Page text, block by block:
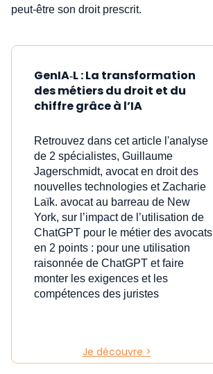
peut-être son droit prescrit.
GenIA‑L : La transformation
des métiers du droit et du
chiffre grâce à l’IA
Retrouvez dans cet article l'analyse
de 2 spécialistes, Guillaume
Jagerschmidt, avocat en droit des
nouvelles technologies et Zacharie
Laïk. avocat au barreau de New
York, sur l’impact de l’utilisation de
ChatGPT pour le métier des avocats
en 2 points : pour une utilisation
raisonnée de ChatGPT et faire
monter les exigences et les
compétences des juristes
Je découvre >